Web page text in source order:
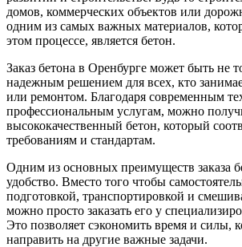
домов, коммерческих объектов или
одним из самых важных материалов,
этом процессе, является бетон.
Заказ бетона в Оренбурге может быть не
надежным решением для всех, кто
или ремонтом. Благодаря современным
профессиональным услугам, можно
высококачественный бетон, который
требованиям и стандартам.
Одним из основных преимуществ заказа
удобство. Вместо того чтобы
подготовкой, транспортировкой и
можно просто заказать его у
Это позволяет сэкономить время и силы,
направить на другие важные задачи.